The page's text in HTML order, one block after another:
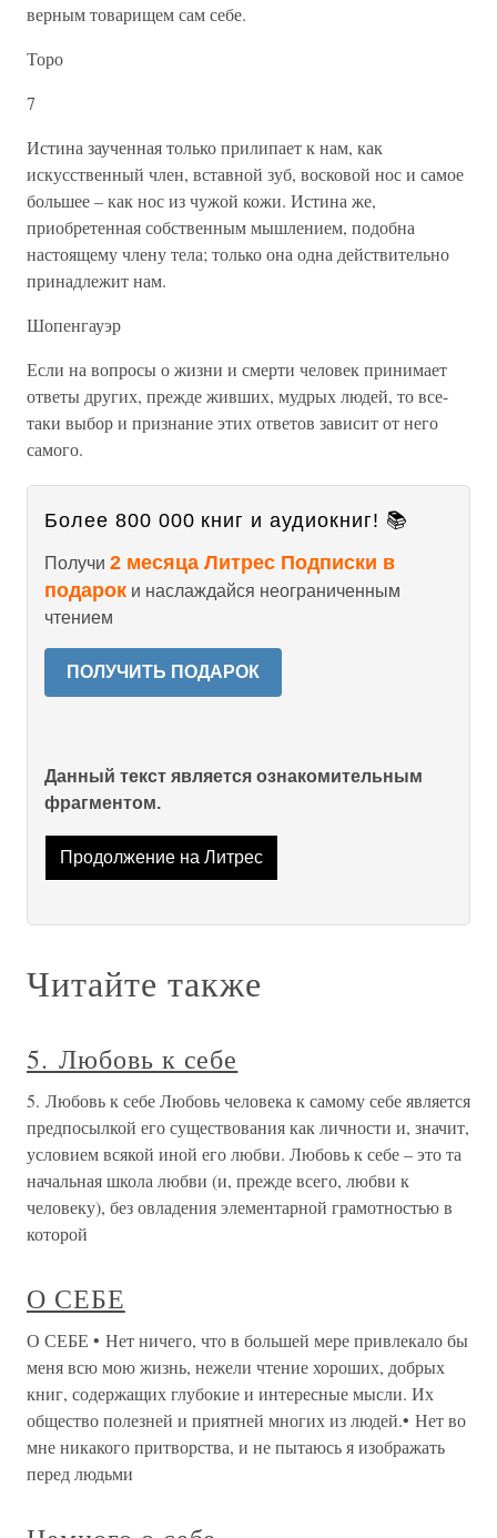
верным товарищем сам себе.
Торо
7
Истина заученная только прилипает к нам, как
искусственный член, вставной зуб, восковой нос и самое
большее – как нос из чужой кожи. Истина же,
приобретенная собственным мышлением, подобна
настоящему члену тела; только она одна действительно
принадлежит нам.
Шопенгауэр
Если на вопросы о жизни и смерти человек принимает
ответы других, прежде живших, мудрых людей, то все-
таки выбор и признание этих ответов зависит от него
самого.
Более 800 000 книг и аудиокниг! 📚
Получи 2 месяца Литрес Подписки в
подарок и наслаждайся неограниченным
чтением
ПОЛУЧИТЬ ПОДАРОК
Данный текст является ознакомительным
фрагментом.
Продолжение на Литрес
Читайте также
5. Любовь к себе
5. Любовь к себе Любовь человека к самому себе является
предпосылкой его существования как личности и, значит,
условием всякой иной его любви. Любовь к себе – это та
начальная школа любви (и, прежде всего, любви к
человеку), без овладения элементарной грамотностью в
которой
О СЕБЕ
О СЕБЕ • Нет ничего, что в большей мере привлекало бы
меня всю мою жизнь, нежели чтение хороших, добрых
книг, содержащих глубокие и интересные мысли. Их
общество полезней и приятней многих из людей.• Нет во
мне никакого притворства, и не пытаюсь я изображать
перед людьми